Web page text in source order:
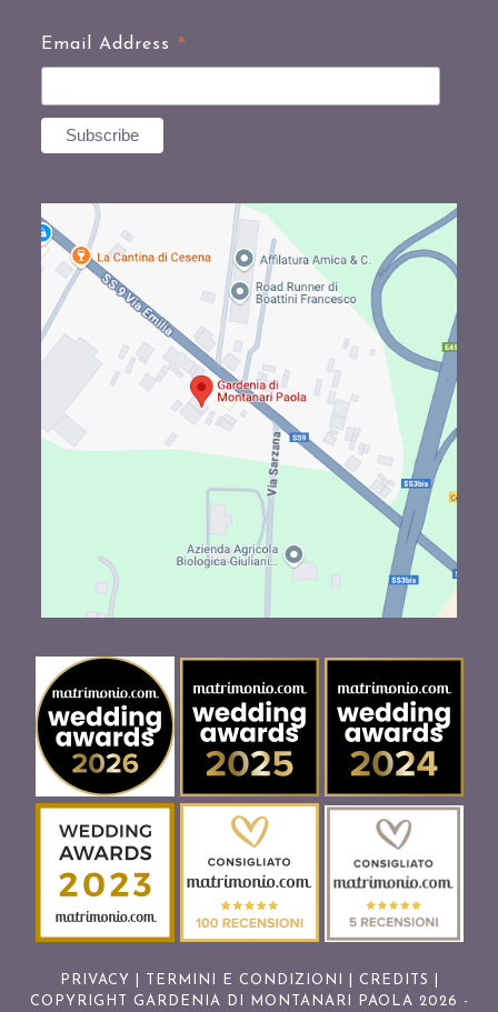
Email Address *
PRIVACY TERMINI E CONDIZIONI CREDITS
COPYRIGHT GARDENIA DI MONTANARI PAOLA 2026 -